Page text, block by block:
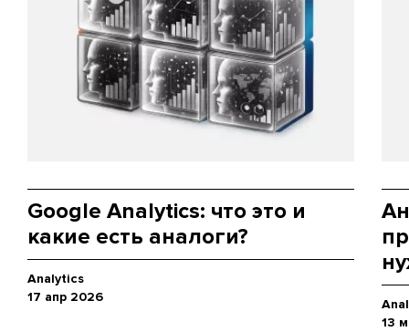
Google Analytics: что это и
какие есть аналоги?
Analytics
17 апр 2026
13